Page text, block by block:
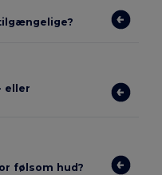
eller
følsom hud?